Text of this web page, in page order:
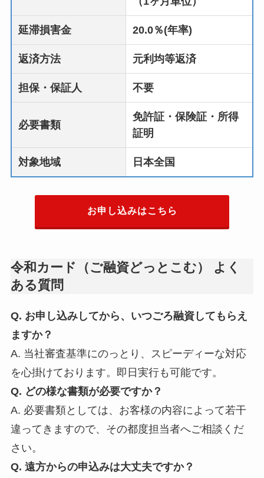
延滞損害金 20.0％(年率)
返済方法 元利均等返済
担保・保証人 不要
必要書類
免許証・保険証・所得
証明
対象地域 日本全国
お申し込みはこちら
令和カード（ご融資どっとこむ） よく
ある質問
Q. お申し込みしてから、いつごろ融資してもらえ
ますか？
A. 当社審査基準にのっとり、スピーディーな対応
を心掛けております。即日実行も可能です。
Q. どの様な書類が必要ですか？
A. 必要書類としては、お客様の内容によって若干
違ってきますので、その都度担当者へご相談くだ
さい。
Q. 遠方からの申込みは大丈夫ですか？